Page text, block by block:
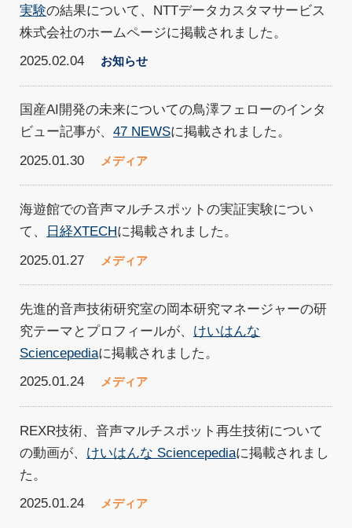
実験の結果について、NTTデータカスタマサービス
株式会社のホームページに掲載されました。
2025.02.04
お知らせ
国産AI開発の未来についての鳥澤フェローのインタ
ビュー記事が、47 NEWSに掲載されました。
2025.01.30
メディア
海遊館での音声マルチスポットの実証実験につい
て、
日経XTECHに掲載されました。
2025.01.27
メディア
先進的音声技術研究室の岡本研究マネージャーの研
究テーマとプロフィールが、 けいはんな
Sciencepediaに掲載されました。
2025.01.24
メディア
REXR技術、音声マルチスポット再生技術について
の動画が、 けいはんな Sciencepediaに掲載されまし
た。
2025.01.24
メディア